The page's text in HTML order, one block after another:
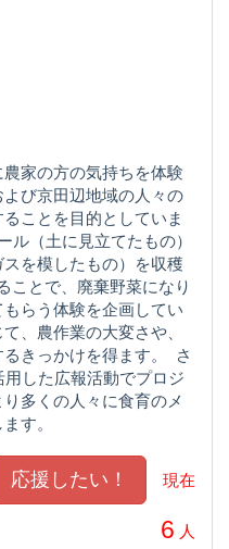
家の方の気持ちを体験
び京田辺地域の人々の
ことを目的としていま
（土に見立てたもの）
を模したもの）を収穫
ことで、廃棄野菜になり
らう体験を企画してい
、農作業の大変さや、
きっかけを得ます。 さ
した広報活動でプロジ
多くの人々に食育のメ
す。
現在
6 人